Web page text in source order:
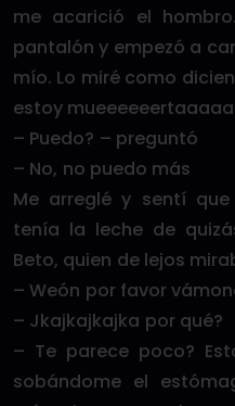
me acarició el
pantalón y empezó a
mío. Lo miré como
estoy
– Puedo? – preguntó
– No, no puedo más
Me arreglé y sentí
tenía la leche de
Beto, quien de lejos
– Weón por favor
– Jkajkajkajka por qué?
– Te parece poco?
sobándome el